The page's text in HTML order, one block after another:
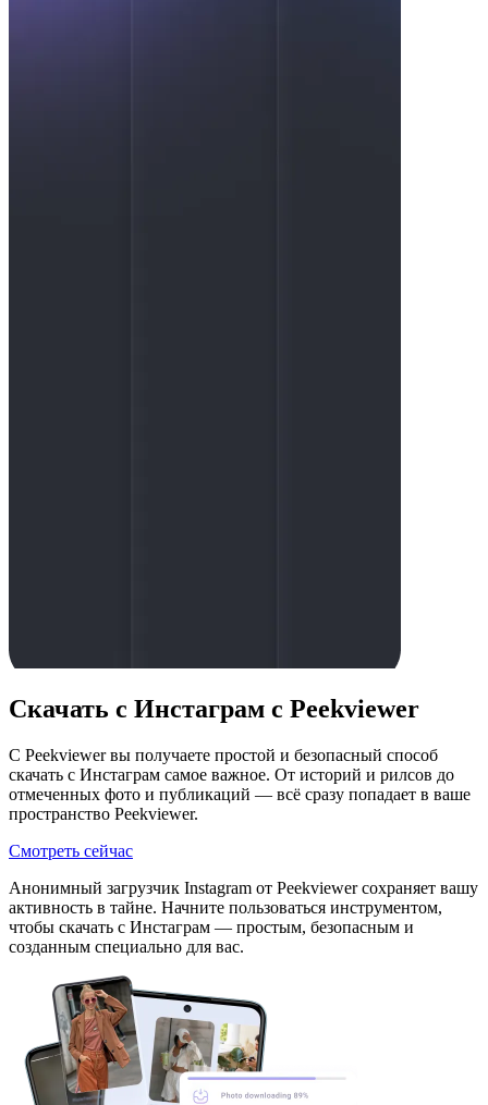
Скачать с Инстаграм c Peekviewer
С Peekviewer вы получаете простой и безопасный способ
скачать с Инстаграм самое важное. От историй и рилсов до
отмеченных фото и публикаций — всё сразу попадает в ваше
пространство Peekviewer.
Смотреть сейчас
Анонимный загрузчик Instagram от Peekviewer сохраняет вашу
активность в тайне. Начните пользоваться инструментом,
чтобы скачать с Инстаграм — простым, безопасным и
созданным специально для вас.